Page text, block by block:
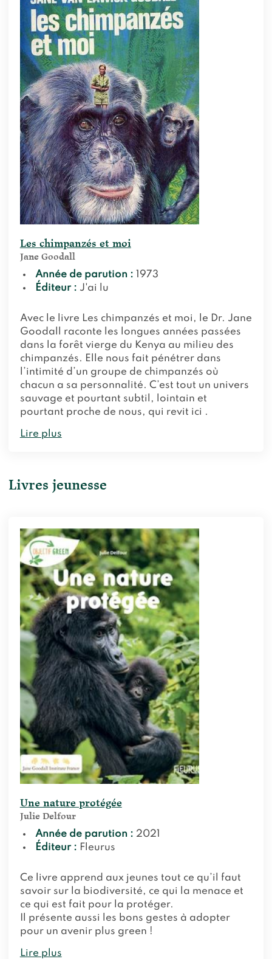
Les chimpanzés et moi
Jane Goodall
Année de parution :
1973
Éditeur : J'ai lu
Avec le livre Les chimpanzés et moi, le Dr. Jane
Goodall raconte les longues années passées
dans la forêt vierge du Kenya au milieu des
chimpanzés. Elle nous fait pénétrer dans
l’intimité d’un groupe de chimpanzés où
chacun a sa personnalité. C’est tout un univers
sauvage et pourtant subtil, lointain et
pourtant proche de nous, qui revit ici .
Lire plus
Livres jeunesse
Une nature protégée
Julie Delfour
Année de parution : 2021
Éditeur : Fleurus
Ce livre apprend aux jeunes tout ce qu’il faut
savoir sur la biodiversité, ce qui la menace et
ce qui est fait pour la protéger.
Il présente aussi les bons gestes à adopter
pour un avenir plus green !
Lire plus